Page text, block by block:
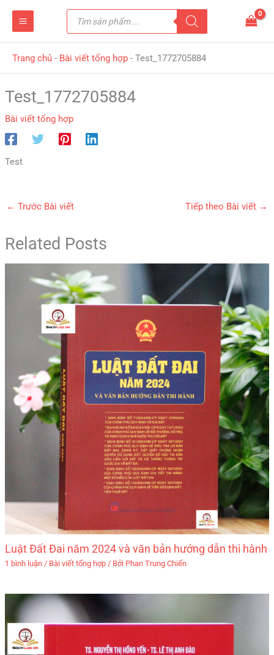
Tìm
kiếm
sản
Trang chủ - Bài viết tổng hợp - Test_1772705884
Test_1772705884
Bài viết tổng hợp
Test
← Trước Bài viết Tiếp theo Bài viết →
Related Posts
Luật Đất Đai năm 2024 và văn bản hướng dẫn thi hành
1 bình luận / Bài viết tổng hợp/ Bởi Phan Trung Chiến